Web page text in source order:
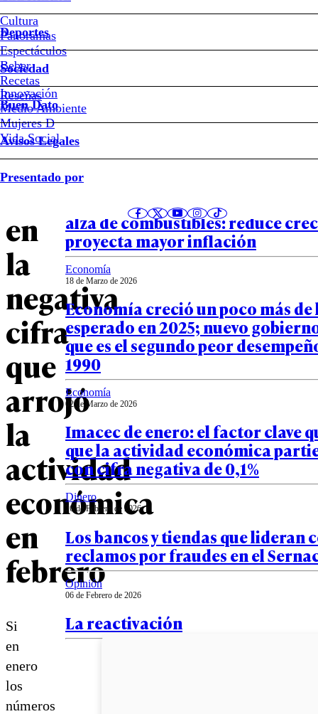
Cultura
Panoramas
Espectáculos
Beber
Recetas
Reseñas
Deportes
Sociedad
Innovación
Medio Ambiente
Mujeres D
Vida Social
Buen Dato
Avisos Legales
Presentado por
Segundo
mes
en
rojo:
qué
influyó
en
la
negativa
cifra
que
arrojó
la
actividad
económica
en
febrero
Si
en
enero
los
números
Notas relacionadas
25 de Marzo de 2026
Banco Central y las
alza de combustibles: reduce
proyecta mayor inflación
Economía
18 de Marzo de 2026
Economía creció un poco más de
esperado en 2025; nuevo
que es el segundo peor
1990
Economía
02 de Marzo de 2026
Imacec de enero: el factor clave
que la actividad económica
con cifra negativa de 0,1%
Dinero
26 de Febrero de 2026
Los bancos y tiendas que lideran
reclamos por fraudes en el
Opinión
06 de Febrero de 2026
La reactivación